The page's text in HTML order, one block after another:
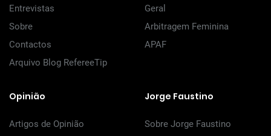
Entrevistas
Sobre
Contactos
Arquivo Blog RefereeTip
Geral
Arbitragem Feminina
APAF
Opinião
Artigos de Opinião
Jorge Faustino
Sobre Jorge Faustino